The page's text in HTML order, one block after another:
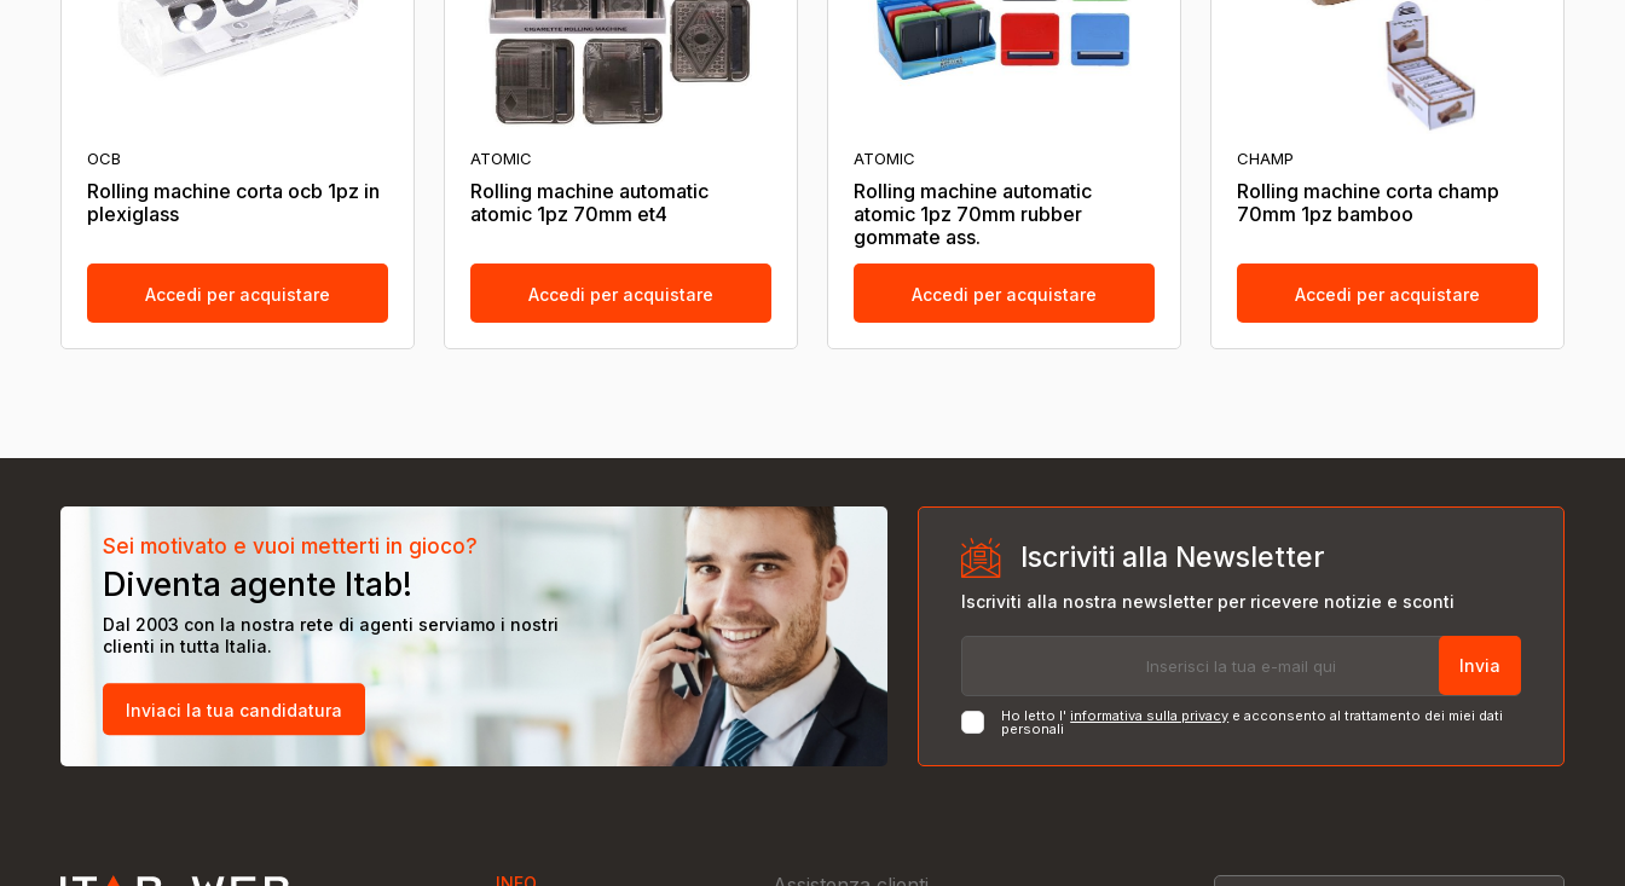
OCB
Rolling machine corta ocb 1pz in
plexiglass
Accedi per acquistare
ATOMIC
Rolling machine automatic
atomic 1pz 70mm et4
Accedi per acquistare
ATOMIC
Rolling machine automatic
atomic 1pz 70mm rubber
gommate ass.
Accedi per acquistare
CHAMP
Rolling machine corta champ
70mm 1pz bamboo
Accedi per acquistare
Sei motivato e vuoi metterti in gioco?
Diventa agente Itab!
Dal 2003 con la nostra rete di agenti serviamo i nostri
clienti in tutta Italia.
Inviaci la tua candidatura
Iscriviti alla Newsletter
Iscriviti alla nostra newsletter per ricevere notizie e sconti
Invia
Ho letto l'informativa sulla privacy e acconsento al trattamento dei miei dati
personali